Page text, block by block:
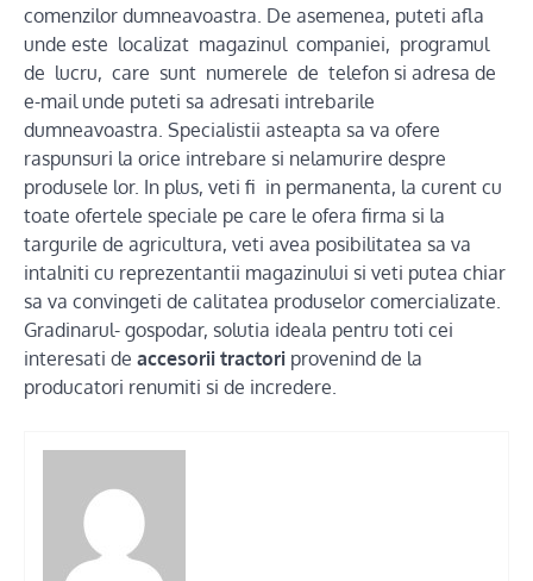
comenzilor dumneavoastra. De asemenea, puteti afla
unde este localizat magazinul companiei, programul
de lucru, care sunt numerele de telefon si adresa de
e-mail unde puteti sa adresati intrebarile
dumneavoastra. Specialistii asteapta sa va ofere
raspunsuri la orice intrebare si nelamurire despre
produsele lor. In plus, veti fi in permanenta, la curent cu
toate ofertele speciale pe care le ofera firma si la
targurile de agricultura, veti avea posibilitatea sa va
intalniti cu reprezentantii magazinului si veti putea chiar
sa va convingeti de calitatea produselor comercializate.
Gradinarul- gospodar, solutia ideala pentru toti cei
interesati de accesorii tractori provenind de la
producatori renumiti si de incredere.